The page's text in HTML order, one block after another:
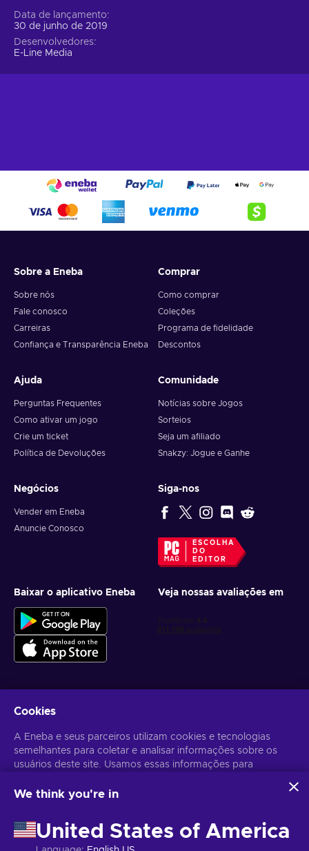
Data de lançamento
30 de junho de 2019
Desenvolvedores
E-Line Media
Sobre a Eneba
Sobre nós
Fale conosco
Carreiras
Confiança e Transparência Eneba
Comprar
Como comprar
Coleções
Programa de fidelidade
Descontos
Ajuda
Perguntas Frequentes
Como ativar um jogo
Crie um ticket
Política de Devoluções
Comunidade
Notícias sobre Jogos
Sorteios
Seja um afiliado
Snakzy: Jogue e Ganhe
Negócios
Vender em Eneba
Anuncie Conosco
Siga-nos
ESCOLHA
DO
EDITOR
Baixar o aplicativo Eneba Veja nossas avaliações em
Receba ofertas personalizadas de jogos
Inscrever-se
Você pode cancelar sua inscrição a qualquer momento. Acesse
Cookies
A Eneba e seus parceiros utilizam cookies e tecnologias
semelhantes para coletar e analisar informações sobre os
usuários deste site. Usamos essas informações para
Seus dados pessoais também podem ser usados para a
Ao clicar em "Aceitar todos", você concorda com o uso
dessas tecnologias pela Eneba e seus parceiros. Você pode
ajustar seu consentimento clicando em "Personalizar".
We think you're in
United States of America